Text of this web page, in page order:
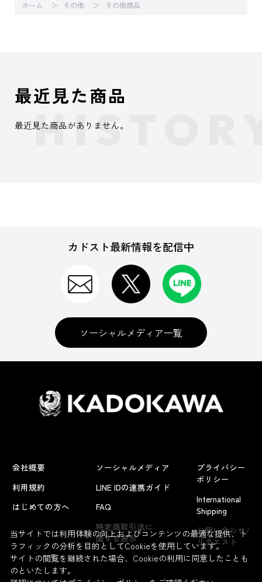
ホーム その他 その他商品
よくあるお問い合わせ
最近見た商品
最近見た商品がありません。
カドスト最新情報を配信中
ソーシャルメディア一覧
会社概要
利用規約
はじめての方へ
ソーシャルメディア
LINE IDの連携ガイド
FAQ
特定商取引法に
関する表示
プライバシー
ポリシー
International
Shipping
お問い合わせ/
リクエスト
当サイトでは利用体験の向上およびコンテンツの最適な提供、ト
ラフィックの分析を目的としてCookieを使用しています。
サイトの閲覧を継続された場合、Cookieの利用に同意したことも
のといたします。